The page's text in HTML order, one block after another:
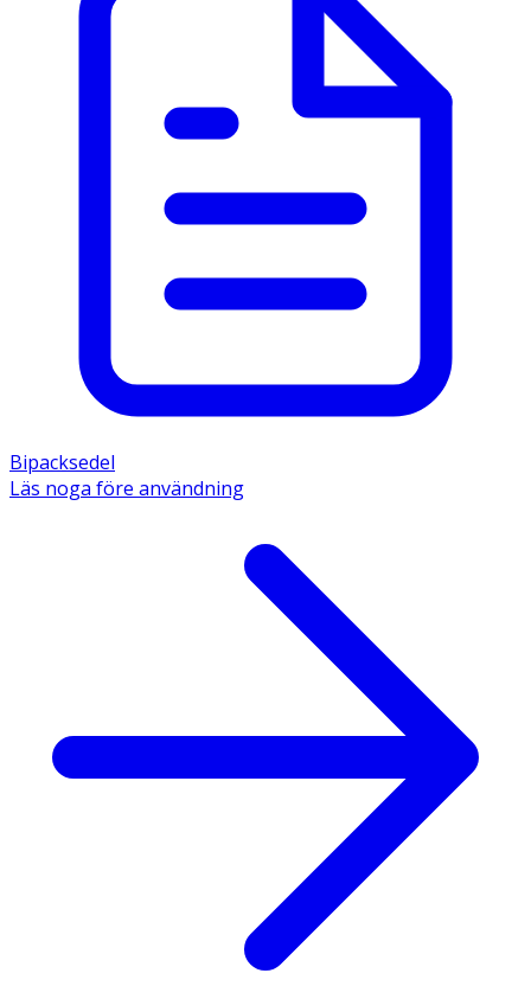
Bipacksedel
Läs noga före användning